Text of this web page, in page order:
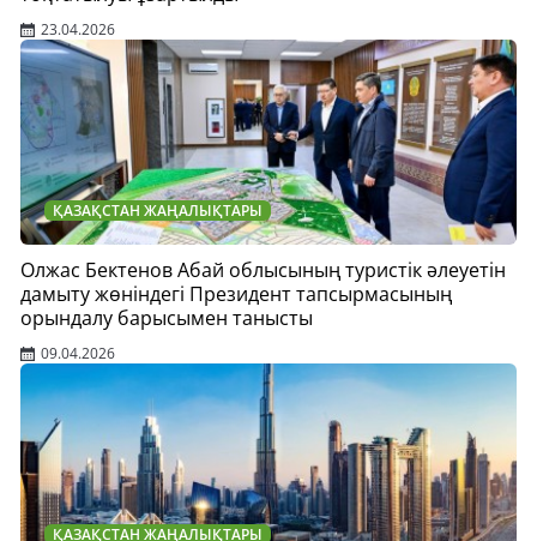
23.04.2026
ҚАЗАҚСТАН ЖАҢАЛЫҚТАРЫ
Олжас Бектенов Абай облысының туристік әлеуетін
дамыту жөніндегі Президент тапсырмасының
орындалу барысымен танысты
09.04.2026
ҚАЗАҚСТАН ЖАҢАЛЫҚТАРЫ